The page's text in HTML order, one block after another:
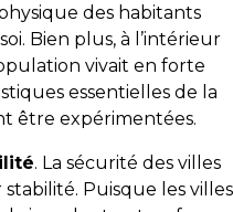
des habitants
Bien plus, à l’intérieur
vivait en forte
essentielles de la
être expérimentées.
. La sécurité des villes
Puisque les villes